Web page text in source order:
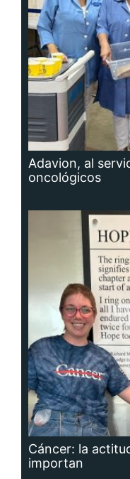
Adavion, al
oncológicos
Cáncer: la
importan